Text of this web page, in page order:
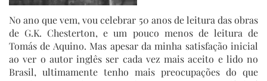
No ano que vem, vou celebrar 50 anos de leitura das obras
de G.K. Chesterton, e um pouco menos de leitura de
Tomás de Aquino. Mas apesar da minha satisfação inicial
ao ver o autor inglês ser cada vez mais aceito e lido no
Brasil, ultimamente tenho mais preocupações do que